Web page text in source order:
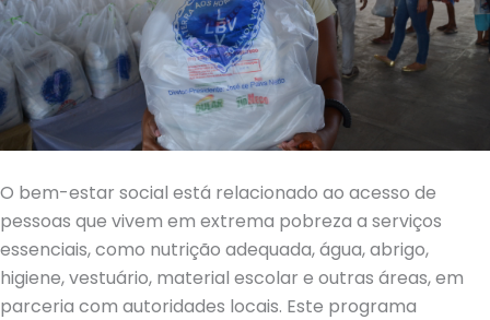
O bem-estar social está relacionado ao acesso de
pessoas que vivem em extrema pobreza a serviços
essenciais, como nutrição adequada, água, abrigo,
higiene, vestuário, material escolar e outras áreas, em
parceria com autoridades locais. Este programa